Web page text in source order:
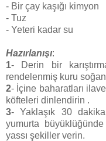
- Bir çay kaşığı kimyon
- Tuz
- Yeteri kadar su
Hazırlanışı:
1- Derin bir
rendelenmiş kuru
2- İçine baharatları
köfteleri dinlendirin .
3- Yaklaşık 30
yumurta büyüklüğünde
yassı şekiller verin.